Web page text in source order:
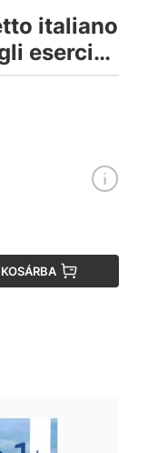
italiano
esercizi
KOSÁRBA